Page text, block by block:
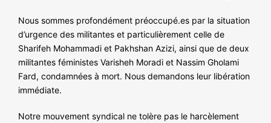
Nous sommes profondément préoccupé.es par la situation
d’urgence des militantes et particulièrement celle de
Sharifeh Mohammadi et Pakhshan Azizi, ainsi que de deux
militantes féministes Varisheh Moradi et Nassim Gholami
Fard, condamnées à mort. Nous demandons leur libération
immédiate.
Notre mouvement syndical ne tolère pas le harcèlement